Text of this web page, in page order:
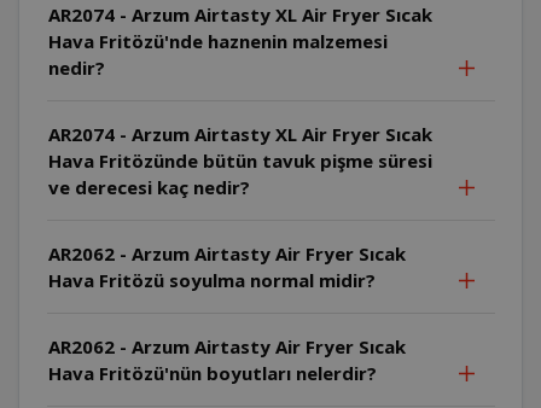
AR2074 - Arzum Airtasty XL Air Fryer Sıcak
Hava Fritözü'nde haznenin malzemesi
nedir?
AR2074 - Arzum Airtasty XL Air Fryer Sıcak
Hava Fritözünde bütün tavuk pişme süresi
ve derecesi kaç nedir?
AR2062 - Arzum Airtasty Air Fryer Sıcak
Hava Fritözü soyulma normal midir?
AR2062 - Arzum Airtasty Air Fryer Sıcak
Hava Fritözü'nün boyutları nelerdir?